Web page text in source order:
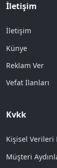
İletişim
İletişim
Künye
Reklam Ver
Vefat İlanları
Kvkk
Kişisel Verileri
Müşteri